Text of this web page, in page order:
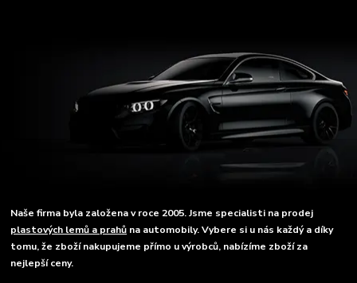
Naše firma byla založena v roce 2005. Jsme specialisti na prodej
plastových lemů a prahů na automobily. Vybere si u nás každý a díky
tomu, že zboží nakupujeme přímo u výrobců, nabízíme zboží za
nejlepší ceny.